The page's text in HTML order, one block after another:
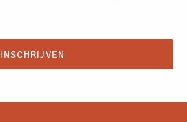
INSCHRIJVEN